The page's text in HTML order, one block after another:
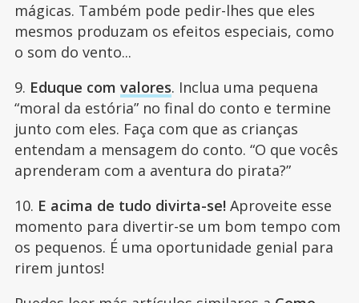
mágicas. Também pode pedir-lhes que eles
mesmos produzam os efeitos especiais, como
o som do vento...
9. Eduque com valores. Inclua uma pequena
“moral da estória” no final do conto e termine
junto com eles. Faça com que as crianças
entendam a mensagem do conto. “O que vocês
aprenderam com a aventura do pirata?”
10. E acima de tudo divirta-se!Aproveite esse
momento para divertir-se um bom tempo com
os pequenos. É uma oportunidade genial para
rirem juntos!